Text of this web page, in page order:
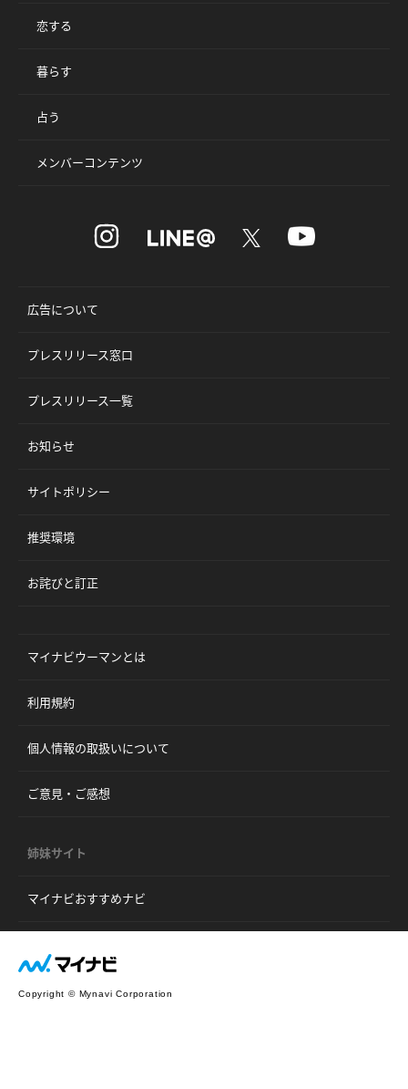
恋する
暮らす
占う
メンバーコンテンツ
広告について
プレスリリース窓口
プレスリリース一覧
お知らせ
サイトポリシー
推奨環境
お詫びと訂正
マイナビウーマンとは
利用規約
個人情報の取扱いについて
ご意見・ご感想
姉妹サイト
マイナビおすすめナビ
Copyright © Mynavi Corporation